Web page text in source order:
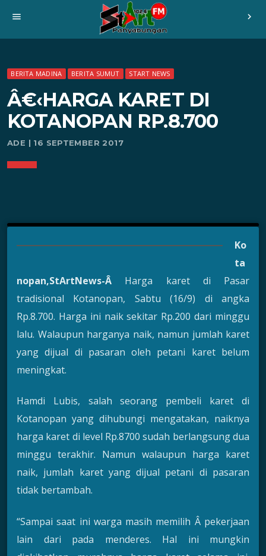
menu chevron_right
BERITA MADINA BERITA SUMUT START NEWS
Â€‹HARGA KARET DI
KOTANOPAN RP.8.700
ADE | 16 SEPTEMBER 2017
Ko
ta
nopan,StArtNews-Â Harga karet di Pasar
tradisional Kotanopan, Sabtu (16/9) di angka
Rp.8.700. Harga ini naik sekitar Rp.200 dari minggu
lalu. Walaupun harganya naik, namun jumlah karet
yang dijual di pasaran oleh petani karet belum
meningkat.
Hamdi Lubis, salah seorang pembeli karet di
Kotanopan yang dihubungi mengatakan, naiknya
harga karet di level Rp.8700 sudah berlangsung dua
minggu terakhir. Namun walaupun harga karet
naik, jumlah karet yang dijual petani di pasaran
tidak bertambah.
“Sampai saat ini warga masih memilih Â pekerjaan
lain dari pada menderes. Hal ini mungkin